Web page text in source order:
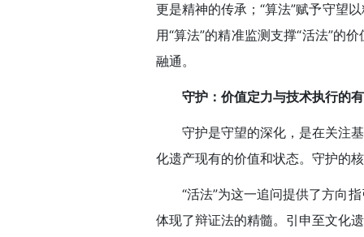
更是精神的传承；“算法”赋予守望
用“算法”的精准监测支撑“活法”的
融通。
守护：价值定力与技术执行的
守护是守望的深化，是在关注
化遗产现有的价值和状态。守护的
“活法”为这一追问提供了方向
体现了辩证法的精髓。引申至文化